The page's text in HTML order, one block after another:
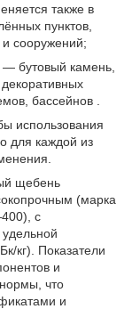
также в
пунктов,
и сооружений;
бутовый камень,
бассейнов .
использования
для каждой из
щебень
(марка
с
кг). Показатели
и
что
и